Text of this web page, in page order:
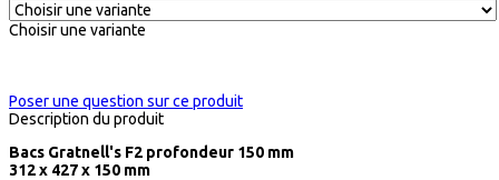
Choisir une variante
Poser une question sur ce produit
Description du produit
Bacs Gratnell's F2 profondeur 150 mm
312 x 427 x 150 mm